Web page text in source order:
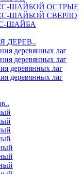
ШАЙБОЙ ОСТРЫЕ
ШАЙБОЙ СВЕРЛО
ШАЙБА
ДЕРЕВ..
деревянных лаг
деревянных лаг
деревянных лаг
деревянных лаг